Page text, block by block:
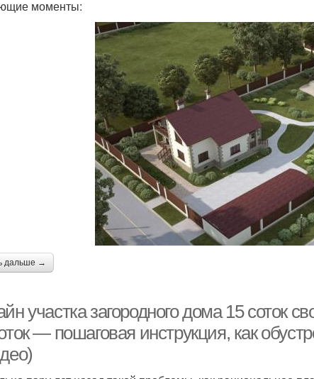
моменты:
дальше →
участка загородного дома 15 соток
— пошаговая инструкция, как